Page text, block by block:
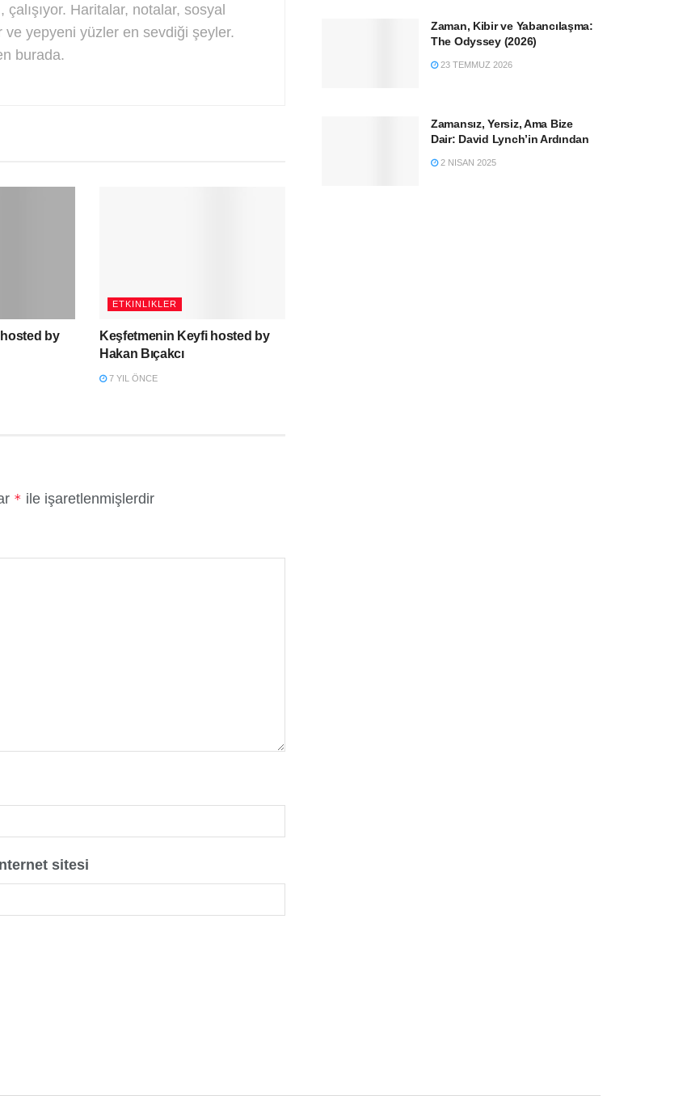
çalışıyor. Haritalar, notalar, sosyal
yepyeni yüzler en sevdiği şeyler.
burada.
by
ETKINLIKLER
Keşfetmenin Keyfi hosted by
Hakan Bıçakcı
7 YIL ÖNCE
* ile işaretlenmişlerdir
sitesi
Zaman, Kibir ve Yabancılaşma:
The Odyssey (2026)
23 TEMMUZ 2026
Zamansız, Yersiz, Ama Bize
Dair: David Lynch’in Ardından
2 NISAN 2025